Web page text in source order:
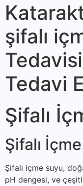
şifalı
Tedavi
Şifalı
Şifalı
Şifalı içme suyu,
pH dengesi, ve